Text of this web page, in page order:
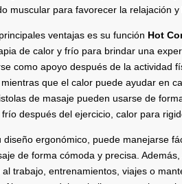
muscular para favorecer la relajación y
ventajas es su función Hot
de calor y frío para brindar una
como apoyo después de la actividad
que el calor puede ayudar en
de masaje pueden usarse de
después del ejercicio, calor para
diseño ergonómico, puede manejarse
de forma cómoda y precisa.
al trabajo, entrenamientos, viajes o